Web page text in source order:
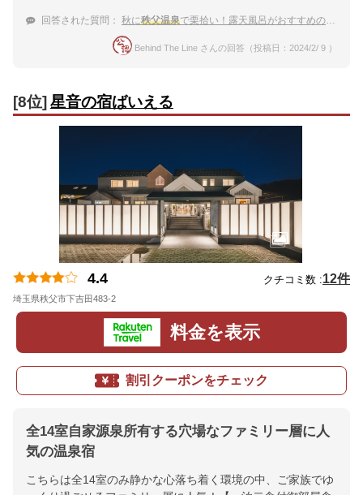
回答された質問： 秋に秩父温泉で栗拾い！露天風呂がおすすめの温泉宿は？
Behind The Line さんの回答（投稿日：2024/2/ 9 ）
[8位] 星音の宿ばいえる
4.4 クチコミ数 :12件
埼玉県秩父市下吉田483-2
料金を表示
割引クーポンをチェック
全14室自家源泉所有する穴場なファミリー層に人
気の温泉宿
こちらは全14室のみ静かな心落ち着く環境の中、ご家族でゆ